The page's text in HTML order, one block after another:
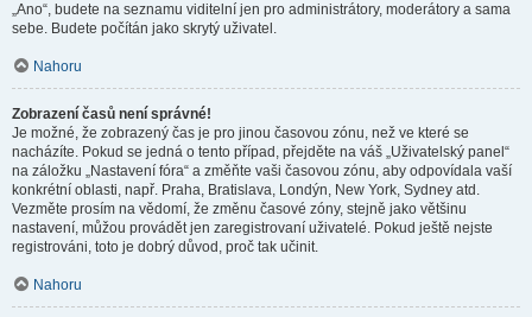
„Ano“, budete na seznamu viditelní jen pro administrátory, moderátory a sama
sebe. Budete počítán jako skrytý uživatel.
Nahoru
Zobrazení časů není správné!
Je možné, že zobrazený čas je pro jinou časovou zónu, než ve které se
nacházíte. Pokud se jedná o tento případ, přejděte na váš „Uživatelský panel“
na záložku „Nastavení fóra“ a změňte vaši časovou zónu, aby odpovídala vaší
konkrétní oblasti, např. Praha, Bratislava, Londýn, New York, Sydney atd.
Vezměte prosím na vědomí, že změnu časové zóny, stejně jako většinu
nastavení, můžou provádět jen zaregistrovaní uživatelé. Pokud ještě nejste
registrováni, toto je dobrý důvod, proč tak učinit.
Nahoru